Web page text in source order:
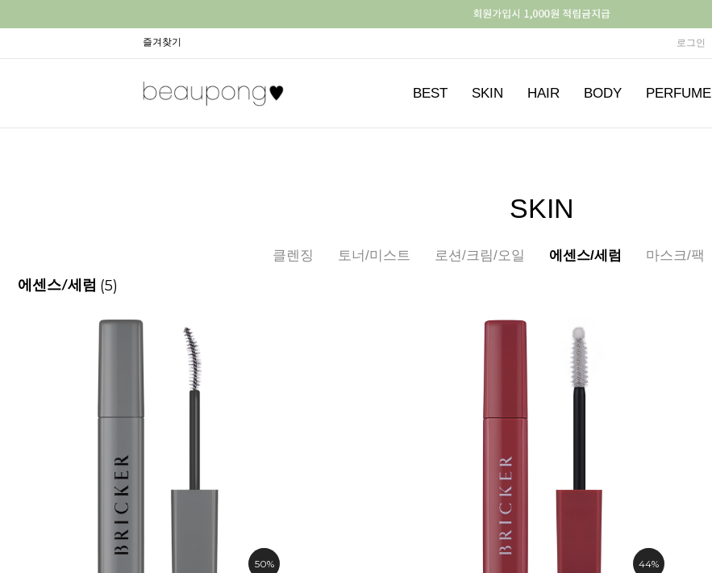
즐겨찾기 로그인
BEST SKIN HAIR BODY PERFUME
SKIN
클렌징 토너/미스트 로션/크림/오일 에센스/세럼 마스크/팩
에센스/세럼 (5)
50% 44%